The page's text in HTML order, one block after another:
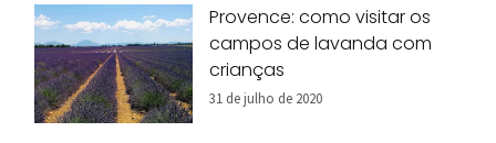
Provence: como visitar os
campos de lavanda com
crianças
31 de julho de 2020